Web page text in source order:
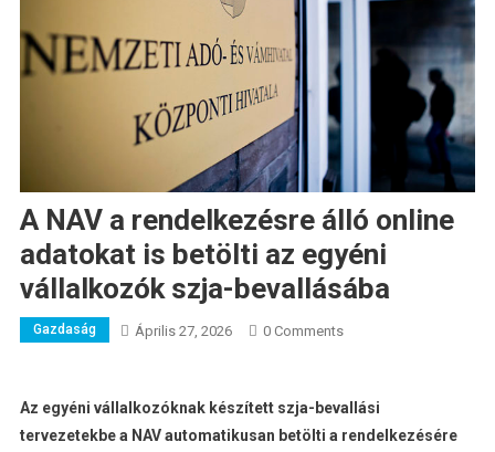
A NAV a rendelkezésre álló online
adatokat is betölti az egyéni
vállalkozók szja-bevallásába
Gazdaság Április 27, 2026 0 Comments
Az egyéni vállalkozóknak készített szja-bevallási
tervezetekbe a NAV automatikusan betölti a rendelkezésére